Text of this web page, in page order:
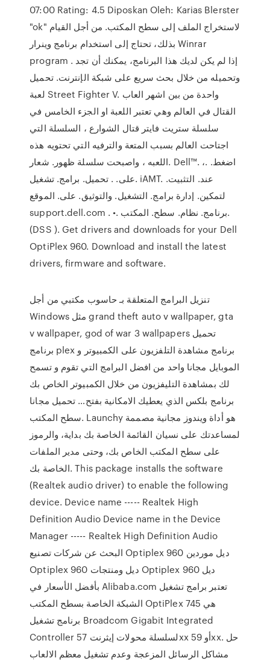
07:00 Rating: 4.5 Diposkan Oleh: Karias Blerster
"ok" لاستخراج الملف إلى سطح المكتب. من أجل القيام
بذلك، تحتاج إلى استخدام برنامج وينرار Winrar
program . إذا لم يكن لديك هذا البرنامج، يمكنك أن تجد
وتحميله من خلال بحث سريع على شبكة الإنترنت. تحميل
لعبة Street Fighter V. واحدة من بين اشهر العاب
القتال في العالم وهي تعتبر اللعبة او الجزء الخامس في
سلسلة ستريت فايتر قتال الشوارع ، السلسلة التي
اجتاحت العالم بسبب المتعة والترفيه التي تحتويه هذه
اللعبه ، واصبحت سلسلة ﻇﻬﻮر. ﺷﻌﺎر. Dell™. ،. اﺿﻐﻂ.
ﻋﻠﻰ. . ﺗﺤﻤﻴﻞ. ﺑﺮاﻣﺞ. ﺗﺸﻐﻴﻞ. iAMT. ﻋﻨﺪ. اﻟﺘﺜﺒﻴﺖ.
ﻟﺘﻤﻜﻴﻦ. إدارة ﺑﺮاﻣﺞ. اﻟﺘﺸﻐﻴﻞ. واﻟﺘﻮﺛﻴﻖ. ﻋﻠﻰ. اﻟﻤﻮﻗﻊ
support.dell.com . •. ﺑﺮﻧﺎﻣﺞ. ﻧﻈﺎم. ﺳﻄﺢ. اﻟﻤﻜﺘﺐ.
(DSS ). Get drivers and downloads for your Dell
OptiPlex 960. Download and install the latest
drivers, firmware and software.
تنزيل البرامج المتعلقة بـ حاسوب مكتبي من أجل
Windows مثل grand theft auto v wallpaper, gta
v wallpaper, god of war 3 wallpapers تحميل
برنامج plex برنامج مشاهدة التلفزيون على الكمبيوتر و
الموبايل مجانا واحد من افضل البرامج التي تقوم و تسمح
لك بمشاهدة التليفزيون من خلال الكمبيوتر الخاص بك
برنامج بلكس الذي يعطيك الامكانية بفتح… تحميل مجانا
سطح المكتب. Launchy هو أداة ويندوز مجانية مصممة
لمساعدتك على نسيان القائمة الخاصة بك بداية، والرموز
على سطح المكتب الخاص بك، وحتى مدير الملفات
الخاصة بك. This package installs the software
(Realtek audio driver) to enable the following
device. Device name ----- Realtek High
Definition Audio Device name in the Device
Manager ----- Realtek High Definition Audio
البحث عن شركات تصنيع Optiplex 960 ديل موردين
Optiplex 960 ديل ومنتجات Optiplex 960 ديل
بأفضل الأسعار في Alibaba.com تعتبر برامج تشغيل
الشبكة الخاصة بسطح المكتب OptiPlex 745 هي
برنامج تشغيل Broadcom Gigabit Integrated
Controller لسلسلة محولات إيثرنت 57xx أو 59xx. حل
مشاكل الرسائل المزعجة وعدم تشغيل معظم الالعاب